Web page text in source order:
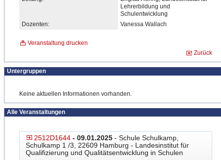
Lehrerbildung und
Schulentwicklung
Dozenten:
Vanessa Wallach
Veranstaltung drucken
Zurück
Untergruppen
Keine aktuellen Informationen vorhanden.
Alle Veranstaltungen
2512D1644 - 09.01.2025 - Schule Schulkamp,
Schulkamp 1 /3, 22609 Hamburg - Landesinstitut für
Qualifizierung und Qualitätsentwicklung in Schulen